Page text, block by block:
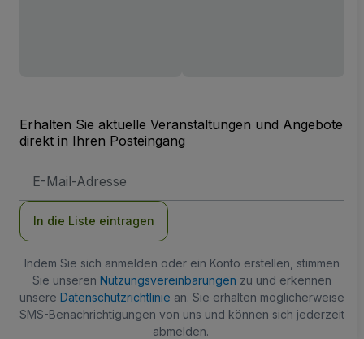
Erhalten Sie aktuelle Veranstaltungen und Angebote
direkt in Ihren Posteingang
Mail-
In die Liste eintragen
Indem Sie sich anmelden oder ein Konto erstellen, stimmen
Sie unseren Nutzungsvereinbarungen zu und erkennen
unsere Datenschutzrichtlinie an. Sie erhalten möglicherweise
SMS-Benachrichtigungen von uns und können sich jederzeit
abmelden.